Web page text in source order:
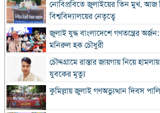
নোবিপ্রবিতে জুলাইয়ের তিন মুখ, আজ
বিশ্ববিদ্যালয়ের নেতৃত্বে
জুলাই যুদ্ধ বাংলাদেশে গণতন্ত্রের অর্জন:
মনিরুল হক চৌধুরী
চৌদ্দগ্রামে রাস্তার জায়গায় নিয়ে হামলায়
যুবকের মৃত্যু
কুমিল্লায় জুলাই গণঅভ্যুত্থান দিবস